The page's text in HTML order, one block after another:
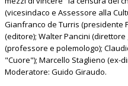
(vicesindaco e Assessore alla
Gianfranco de Turris (presidente
(editore); Walter Pancini
(professore e polemologo);
"Cuore"); Marcello Staglieno (ex-
Moderatore: Guido Giraudo.